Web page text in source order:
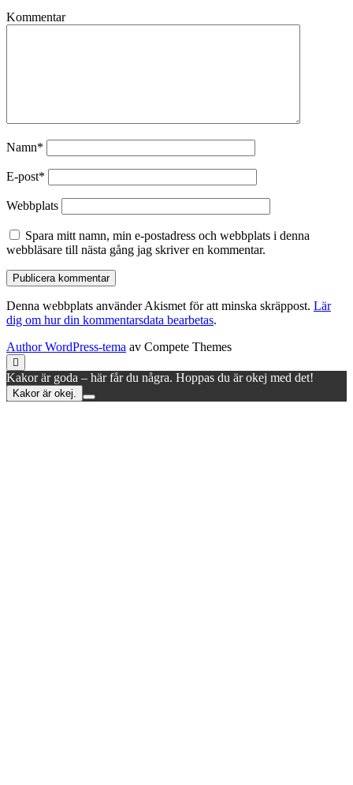
Kommentar
Namn*
E-post*
Webbplats
Spara mitt namn, min e-postadress och webbplats i denna
webbläsare till nästa gång jag skriver en kommentar.
Denna webbplats använder Akismet för att minska skräppost. Lär
dig om hur din kommentarsdata bearbetas.
Author WordPress-tema av Compete Themes
Rulla
till
toppen
Kakor är goda – här får du några. Hoppas du är okej med det!
Kakor är okej.